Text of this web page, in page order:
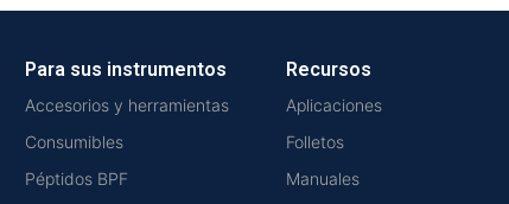
Para sus instrumentos
Accesorios y herramientas
Consumibles
Péptidos BPF
Recursos
Aplicaciones
Folletos
Manuales